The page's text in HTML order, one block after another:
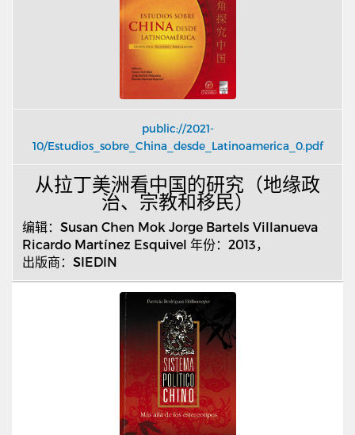
public://2021-
10/Estudios_sobre_China_desde_Latinoamerica_0.pdf
从拉丁美洲看中国的研究（地缘政
治、宗教和移民）
编辑： Susan Chen Mok Jorge Bartels Villanueva
Ricardo Martínez Esquivel 年份： 2013，
出版商： SIEDIN